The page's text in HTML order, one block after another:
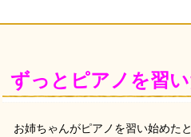
ずっとピアノを習
お姉ちゃんがピアノを習い始めた